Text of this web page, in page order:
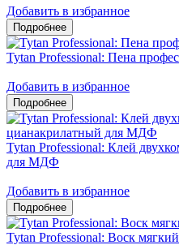
Добавить в избранное
Tytan Professional: Пена
Добавить в избранное
Tytan Professional: Клей
для МДФ
Добавить в избранное
Tytan Professional: Воск мягкий